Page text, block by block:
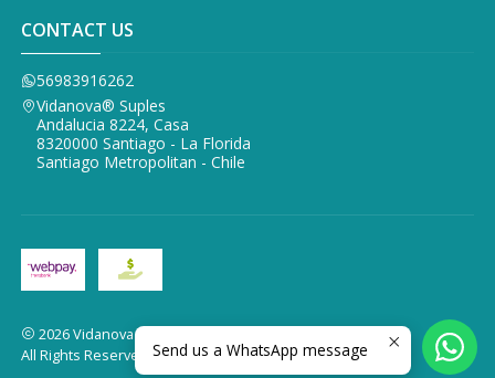
CONTACT US
56983916262
Vidanova® Suples
Andalucia 8224, Casa
8320000 Santiago - La Florida
Santiago Metropolitan - Chile
2026 Vidanova Suples.
All Rights Reserved.Powered by Jumpseller.
Send us a WhatsApp message